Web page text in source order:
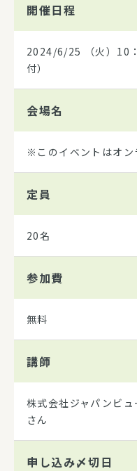
開催日程
2024/6/25
（火）
付）
会場名
※このイベントはオン
定員
20名
参加費
無料
講師
株式会社ジャパンビ
さん
申し込み〆切日